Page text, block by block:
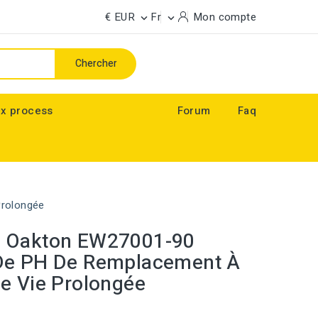
€ EUR  Fr  Mon compte
Chercher
process Forum Faq
Oakton EW27001-90
PH De Remplacement À
Vie Prolongée